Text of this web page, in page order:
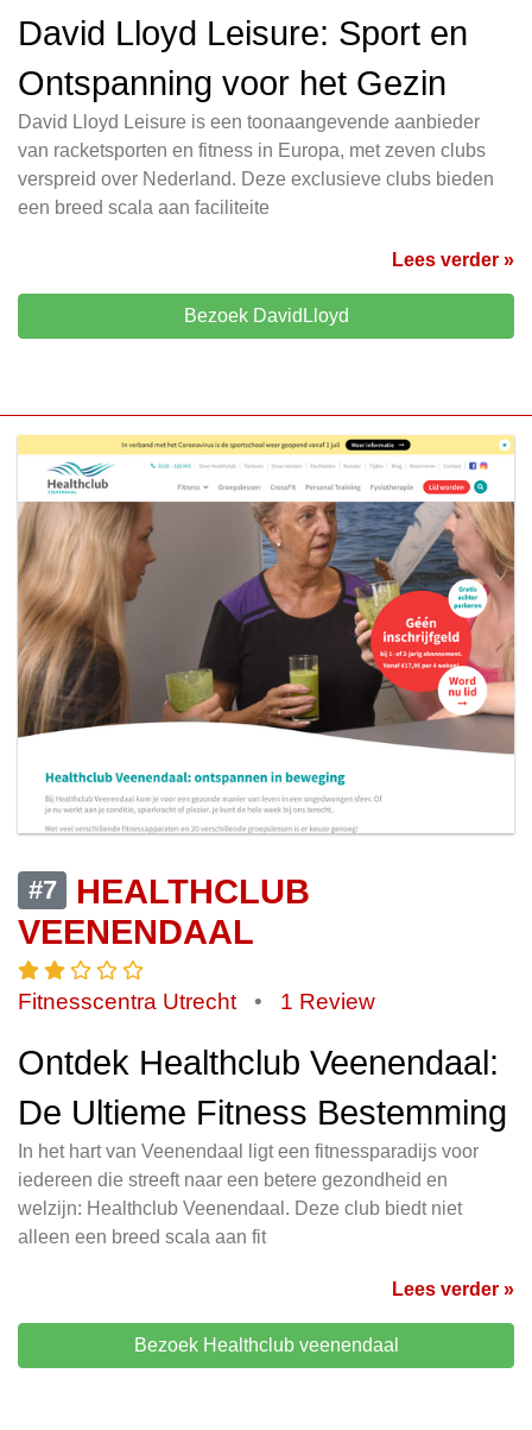
David Lloyd Leisure: Sport en
Ontspanning voor het Gezin
David Lloyd Leisure is een toonaangevende aanbieder
van racketsporten en fitness in Europa, met zeven clubs
verspreid over Nederland. Deze exclusieve clubs bieden
een breed scala aan faciliteite
Lees verder »
Bezoek DavidLloyd
#7
HEALTHCLUB
VEENENDAAL
Fitnesscentra Utrecht • 1 Review
Ontdek Healthclub Veenendaal:
De Ultieme Fitness Bestemming
In het hart van Veenendaal ligt een fitnessparadijs voor
iedereen die streeft naar een betere gezondheid en
welzijn: Healthclub Veenendaal. Deze club biedt niet
alleen een breed scala aan fit
Lees verder »
Bezoek Healthclub veenendaal